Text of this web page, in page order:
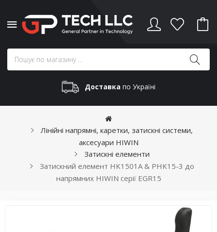
Доставка по Україні
Лінійні напрямні, каретки, затискні системи,
аксесуари HIWIN
Затискні елементи
Затискний елемент HK1501A & PHK15-3 до
напрямних HIWIN серії EGR15